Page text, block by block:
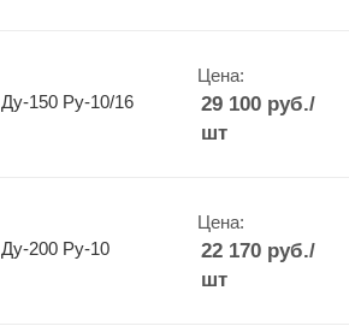
Задвижка MIV V1-10 Ду-150 Ру-10/16
Цена:
29 100руб./
шт
Задвижка MIV V1-10 Ду-200 Ру-10
Цена:
22 170руб./
шт